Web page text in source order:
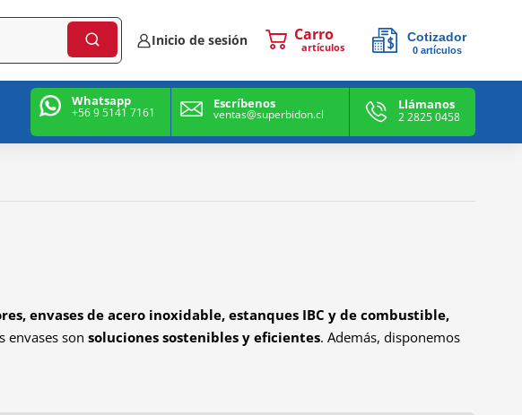
Inicio de sesión artículos
Cotizador
0artículos
Whatsapp
+56 9 5141 7161
Escríbenos
ventas@superbidon.cl
Llámanos
2 2825 0458
envases de acero inoxidable, estanques IBC y de combustible,
envases son soluciones sostenibles y eficientes. Además, disponemos